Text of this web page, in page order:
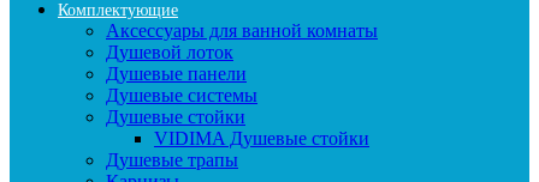
Комплектующие
Аксессуары для ванной комнаты
Душевой лоток
Душевые панели
Душевые системы
Душевые стойки
VIDIMA Душевые стойки
Душевые трапы